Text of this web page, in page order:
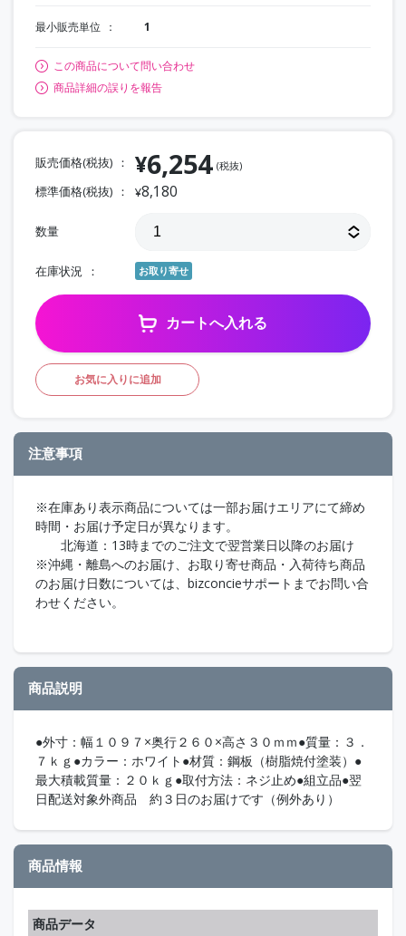
最小販売単位 1
この商品について問い合わせ
商品詳細の誤りを報告
販売価格(税抜) ¥6,254 (税抜)
標準価格(税抜) ¥8,180
数量
在庫状況 お取り寄せ
カートへ入れる
お気に入りに追加
注意事項
※在庫あり表示商品については一部お届けエリアにて締め
時間・お届け予定日が異なります。
北海道：13時までのご注文で翌営業日以降のお届け
※沖縄・離島へのお届け、お取り寄せ商品・入荷待ち商品
のお届け日数については、bizconcieサポートまでお問い合
わせください。
商品説明
●外寸：幅１０９７×奥行２６０×高さ３０ｍｍ●質量：３．
７ｋｇ●カラー：ホワイト●材質：鋼板（樹脂焼付塗装）●
最大積載質量：２０ｋｇ●取付方法：ネジ止め●組立品●翌
日配送対象外商品 約３日のお届けです（例外あり）
商品情報
商品データ